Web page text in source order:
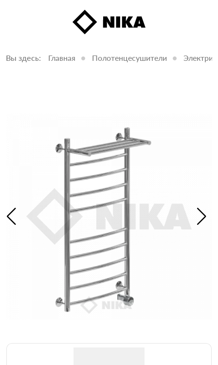
Вы здесь: Главная Полотенцесушители